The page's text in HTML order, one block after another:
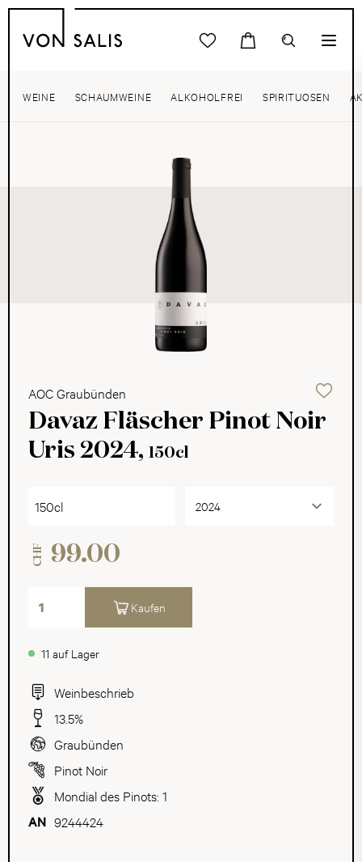
WEINE SCHAUMWEINE ALKOHOLFREI SPIRITUOSEN
AOC Graubünden
Davaz Fläscher Pinot Noir
Uris 2024, 150cl
Weinbeschrieb
13.5%
Graubünden
Pinot Noir
Mondial des Pinots: 1
9244424
150cl
11 auf Lager
CHF 99.00
Kaufen